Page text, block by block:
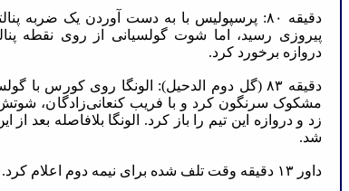
دقیقه ۸۰: پرسپولیس با به دست آوردن یک ضربه
پیروزی رسید، اما شوت گولسیانی از روی نقطه
دروازه برخورد کرد.
دقیقه ۸۳ (گل دوم الدحیل): الونگا روی کورس با
مشکوک سرنگون کرد و با فریب کنعانی‌زادگان،
زد و دروازه این تیم را باز کرد. الونگا بلافاصله بعد
شد.
داور ۱۳ دقیقه وقت تلف شده برای نیمه دوم اعلام کرد.